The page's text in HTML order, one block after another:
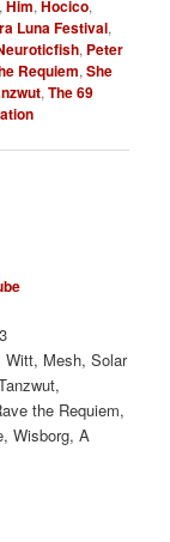
,Him,Hocico,
Luna Festival,
, Peter
Requiem,She
,The 69
Mesh, Solar
the Requiem,
Wisborg, A